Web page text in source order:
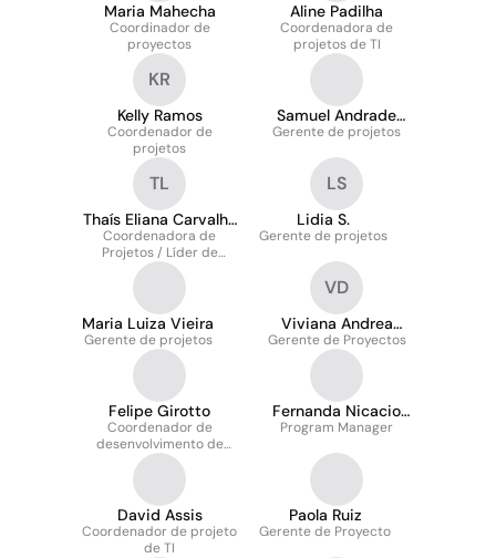
Maria Mahecha
Coordinador de
proyectos
Aline Padilha
Coordenadora de
projetos de TI
KR
Kelly Ramos
Coordenador de
projetos
Samuel Andrade
Souza
Gerente de projetos
TL
Thaís Eliana Carvalho
Lima
Coordenadora de
Projetos / Líder de
Equipe
LS
Lidia S.
Gerente de projetos
Maria Luiza Vieira
Gerente de projetos
VD
Viviana Andrea
Lozano Dominguez
Gerente de Proyectos
Felipe Girotto
Coordenador de
desenvolvimento de
projetos
Fernanda Nicacio
Teixeira
Program Manager
David Assis
Coordenador de projeto
de TI
Paola Ruiz
Gerente de Proyecto